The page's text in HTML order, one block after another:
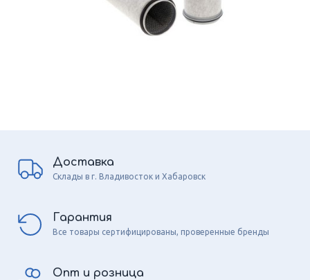
Доставка
Склады в г. Владивосток и Хабаровск
Гарантия
Все товары сертифицированы, проверенные бренды
Опт и розница